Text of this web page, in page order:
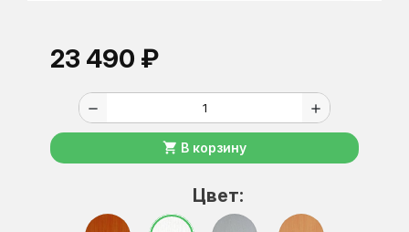
23 490 ₽
remove add
shopping_cart В корзину
Цвет: